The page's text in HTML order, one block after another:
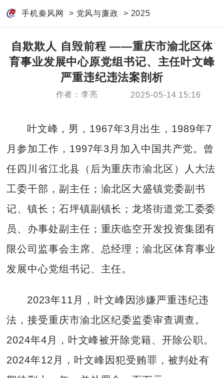
手机秦风网 > 党风与廉政 > 2025
自欺欺人 自毁前程 ——重庆市渝北区体
育事业发展中心原党组书记、主任叶文峰
严重违纪违法案剖析
作者：李亮 2025-05-14 15:16
叶文峰，男，1967年3月出生，1989年7
月参加工作，1997年3月加入中国共产党。曾
任四川省江北县（后为重庆市渝北区）人大法
工委干部，副主任；渝北区大盛镇党委副书
记、镇长；石坪镇副镇长；龙塔街道党工委委
员、办事处副主任；重庆临空开发投资集团有
限公司监事会主席、总经理；渝北区体育事业
发展中心党组书记、主任。
2023年11月，叶文峰因涉嫌严重违纪违
法，接受重庆市渝北区纪委监委审查调查。
2024年4月，叶文峰被开除党籍、开除公职。
2024年12月，叶文峰因犯受贿罪，被判处有